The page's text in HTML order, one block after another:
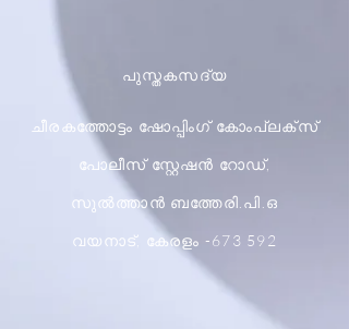
പുസ്തകസദ്യ
ചീരകത്തോട്ടം ഷോപ്പിംഗ് കോംപ്ലക്സ്
പോലീസ് സ്റ്റേഷൻ റോഡ്,
സുൽത്താൻ ബത്തേരി.പി.ഒ
വയനാട്, കേരളം -673 592